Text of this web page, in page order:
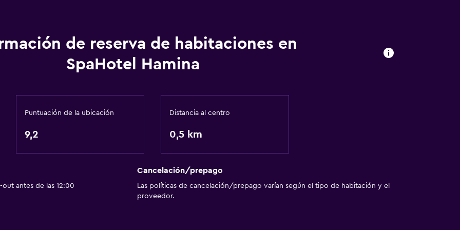
Acondicionador
Secador de pelo
Bañera al aire libre
Baño público
Albornoz
de reserva de habitaciones en
SpaHotel Hamina
Puntuación de la ubicación
9,2
Distancia al centro
0,5 km
antes de las 12:00
Cancelación/prepago
Las políticas de cancelación/prepago varían según el tipo de habitación y el
proveedor.